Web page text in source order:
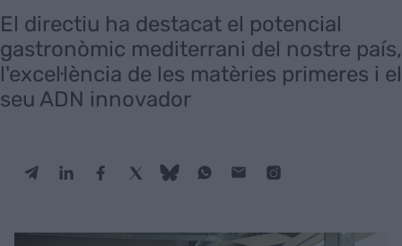
El directiu ha destacat el potencial
gastronòmic mediterrani del nostre país,
l'excel·lència de les matèries primeres i el
seu ADN innovador